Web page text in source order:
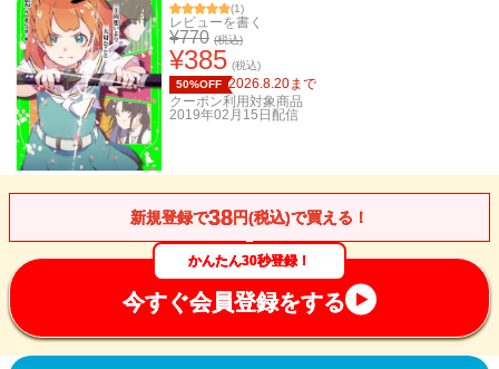
(1)
レビューを書く
¥770 (税込)
¥385 (税込)
50%OFF 2026.8.20まで
クーポン利用対象商品
2019年02月15日 配信
新規登録で38円(税込)で買える！
かんたん30秒登録！
今すぐ会員登録をする